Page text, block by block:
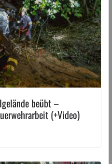
beübt –
(+Video)